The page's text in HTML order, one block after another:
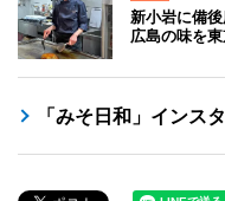
新小岩に備
広島の味を
「みそ日和」インス